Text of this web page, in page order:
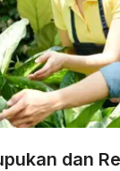
dan